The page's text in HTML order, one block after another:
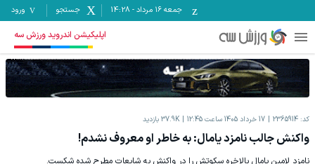
جمعه ۱۶ مرداد -
14:28 جستجو ورود
اپلیکیشن اندروید ورزش سه
کد: 2365914 17 خرداد 1405 ساعت 12:45 37.9K بازدید
واکنش جالب نامزد یامال: به خاطر او معروف نشدم!
نامزد لامین یامال بالاخره سکوتش را در واکنش به شایعات مطرح شده شکست.